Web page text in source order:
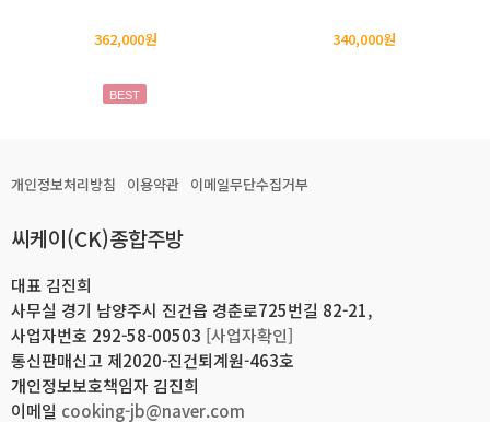
362,000원
BEST
340,000원
개인정보처리방침 이용약관 이메일무단수집거부
씨케이(CK)종합주방
대표 김진희
사무실 경기 남양주시 진건읍 경춘로725번길 82-21,
사업자번호 292-58-00503 [사업자확인]
통신판매신고 제2020-진건퇴계원-463호
개인정보보호책임자 김진희
이메일 cooking-jb@naver.com